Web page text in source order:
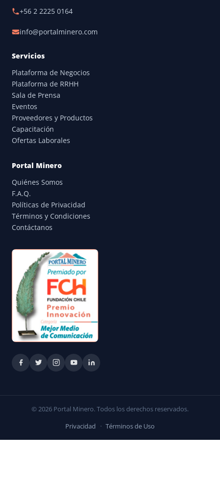
+56 2 2225 0164
info@portalminero.com
Servicios
Plataforma de Negocios
Plataforma de RRHH
Sala de Prensa
Eventos
Proveedores y Productos
Capacitación
Ofertas Laborales
Portal Minero
Quiénes Somos
F.A.Q.
Políticas de Privacidad
Términos y Condiciones
Contáctanos
© 2026 Portal Minero. Todos los derechos reservados.
Privacidad · Términos de Uso